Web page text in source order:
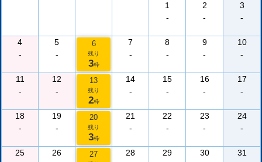
1
-
2
-
3
-
4
-
5
-
6
残り
3枠
7
-
8
-
9
-
10
-
11
-
12
-
13
残り
2枠
14
-
15
-
16
-
17
-
18
-
19
-
20
残り
3枠
21
-
22
-
23
-
24
-
25
26
27
28
29
30
31